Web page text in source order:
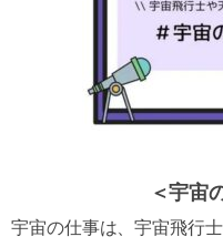
＜宇宙
宇宙の仕事は、宇宙飛行